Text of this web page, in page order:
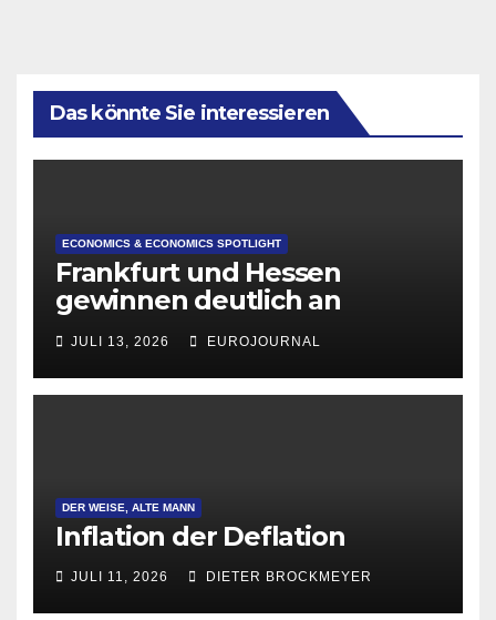
Das könnte Sie interessieren
ECONOMICS & ECONOMICS SPOTLIGHT
Frankfurt und Hessen
gewinnen deutlich an
Attraktivität für Startup-
Gründungen
JULI 13, 2026 EUROJOURNAL
DER WEISE, ALTE MANN
Inflation der Deflation
JULI 11, 2026 DIETER BROCKMEYER